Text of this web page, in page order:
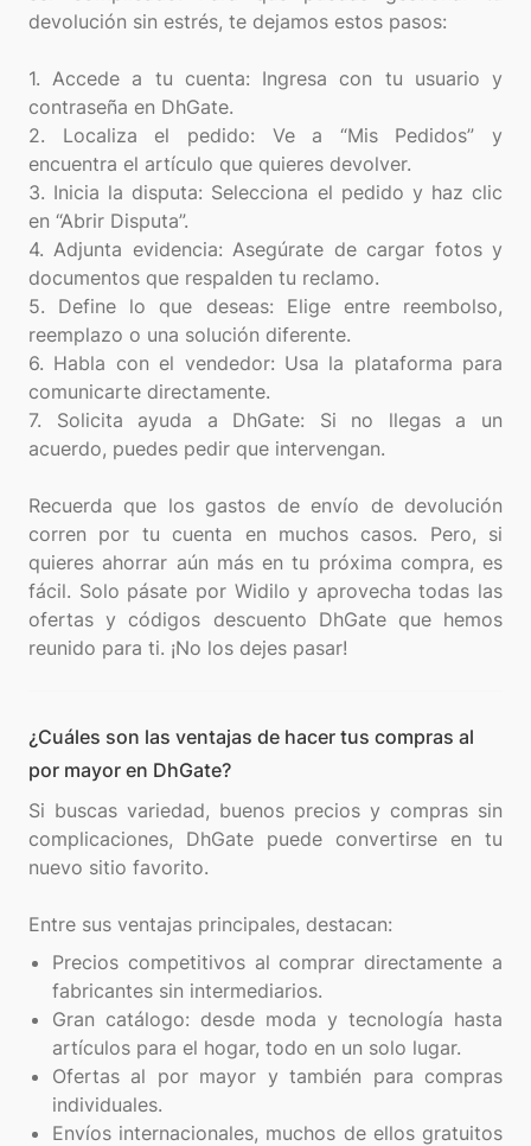
devolución sin estrés, te dejamos estos pasos:
1. Accede a tu cuenta: Ingresa con tu usuario y
contraseña en DhGate.
2. Localiza el pedido: Ve a “Mis Pedidos” y
encuentra el artículo que quieres devolver.
3. Inicia la disputa: Selecciona el pedido y haz clic
en “Abrir Disputa”.
4. Adjunta evidencia: Asegúrate de cargar fotos y
documentos que respalden tu reclamo.
5. Define lo que deseas: Elige entre reembolso,
reemplazo o una solución diferente.
6. Habla con el vendedor: Usa la plataforma para
comunicarte directamente.
7. Solicita ayuda a DhGate: Si no llegas a un
acuerdo, puedes pedir que intervengan.
Recuerda que los gastos de envío de devolución
corren por tu cuenta en muchos casos. Pero, si
quieres ahorrar aún más en tu próxima compra, es
fácil. Solo pásate por Widilo y aprovecha todas las
ofertas y códigos descuento DhGate que hemos
¿Cuáles son las ventajas de hacer tus compras al
por mayor en DhGate?
Si buscas variedad, buenos precios y compras sin
complicaciones, DhGate puede convertirse en tu
nuevo sitio favorito.
Precios competitivos al comprar directamente a
fabricantes sin intermediarios.
Gran catálogo: desde moda y tecnología hasta
artículos para el hogar, todo en un solo lugar.
Ofertas al por mayor y también para compras
individuales.
Envíos internacionales, muchos de ellos gratuitos